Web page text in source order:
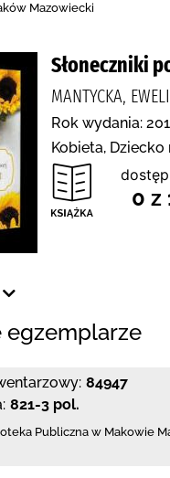
Mazowiecki
Słoneczniki
MANTYCKA,
Rok wydania:
Kobieta,
0 z
egzemplarze
84947
821-3 pol.
Publiczna w Makowie